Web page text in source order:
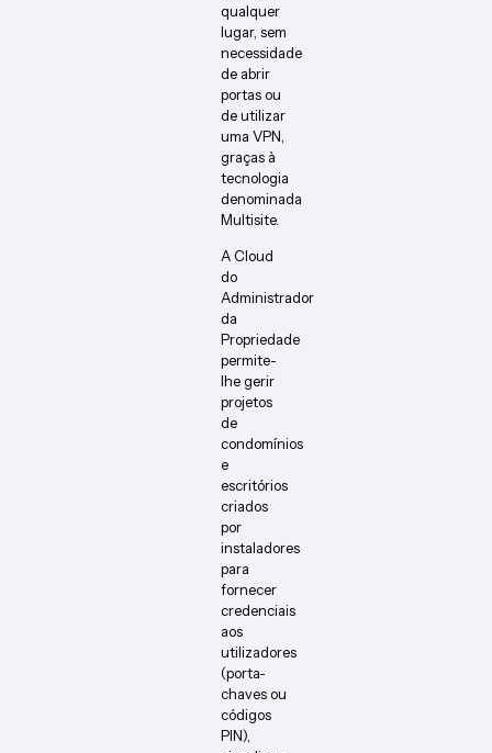
qualquer
lugar, sem
necessidade
de abrir
portas ou
de utilizar
uma VPN,
graças à
tecnologia
denominada
Multisite.
A Cloud
do
Administrador
da
Propriedade
permite-
lhe gerir
projetos
de
condomínios
e
escritórios
criados
por
instaladores
para
fornecer
credenciais
aos
utilizadores
(porta-
chaves ou
códigos
PIN),